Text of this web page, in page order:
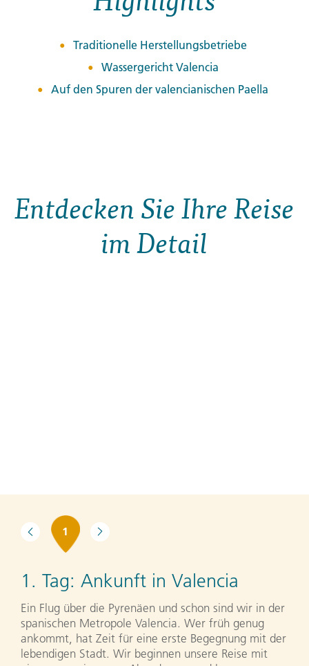
Traditionelle Herstellungsbetriebe
Wassergericht Valencia
Auf den Spuren der valencianischen Paella
Entdecken Sie Ihre Reise
im Detail
1
1. Tag: Ankunft in Valencia
Ein Flug über die Pyrenäen und schon sind wir in der
spanischen Metropole Valencia. Wer früh genug
ankommt, hat Zeit für eine erste Begegnung mit der
lebendigen Stadt. Wir beginnen unsere Reise mit